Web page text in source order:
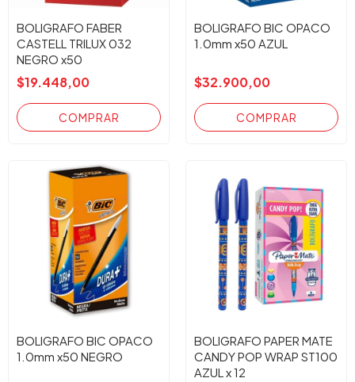
BOLIGRAFO FABER
CASTELL TRILUX 032
NEGRO x50
$19.448,00
BOLIGRAFO BIC OPACO
1.0mm x50 AZUL
$32.900,00
BOLIGRAFO BIC OPACO
1.0mm x50 NEGRO
BOLIGRAFO PAPER MATE
CANDY POP WRAP ST100
AZUL x 12